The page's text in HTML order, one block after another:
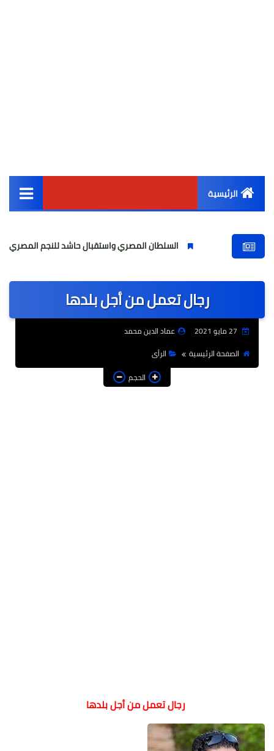
الرئيسية
أخبار مصر
عالمى
الرياضة
فن
السلطان المصري واستقبال حاشد للنجم المصري
رجال تعمل من أجل بلدها
عماد الدين محمد
الصفحة الرئيسية
الرأى
الحجم
رجال تعمل من أجل بلدها